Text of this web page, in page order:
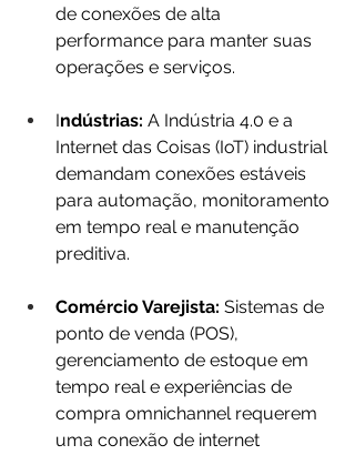
de conexões de alta
performance para manter suas
operações e serviços.
Indústrias: A Indústria 4.0 e a
Internet das Coisas (IoT) industrial
demandam conexões estáveis
para automação, monitoramento
em tempo real e manutenção
preditiva.
Comércio Varejista: Sistemas de
ponto de venda (POS),
gerenciamento de estoque em
tempo real e experiências de
compra omnichannel requerem
uma conexão de internet